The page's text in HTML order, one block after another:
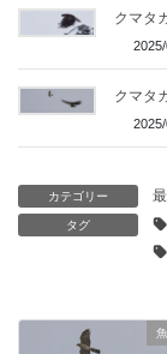
クマタ
クマタ
カテゴリー
タグ